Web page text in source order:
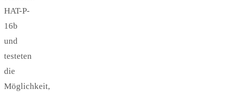
HAT-P-
16b
und
testeten
die
Möglichkeit,